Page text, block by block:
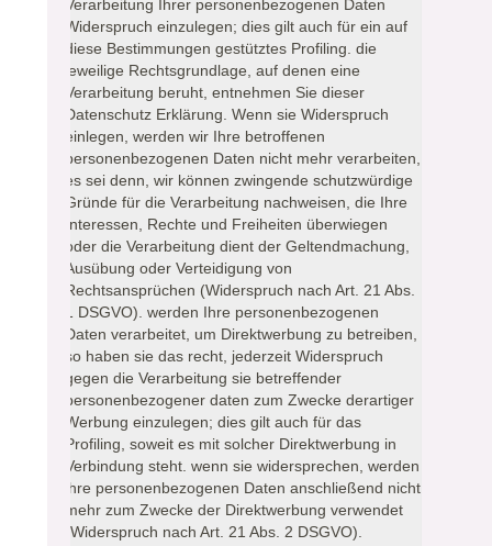
Verarbeitung Ihrer personenbezogenen Daten
Widerspruch einzulegen; dies gilt auch für ein auf
diese Bestimmungen gestütztes Profiling. die
jeweilige Rechtsgrundlage, auf denen eine
Verarbeitung beruht, entnehmen Sie dieser
Datenschutz Erklärung. Wenn sie Widerspruch
einlegen, werden wir Ihre betroffenen
personenbezogenen Daten nicht mehr verarbeiten,
es sei denn, wir können zwingende schutzwürdige
Gründe für die Verarbeitung nachweisen, die Ihre
Interessen, Rechte und Freiheiten überwiegen
oder die Verarbeitung dient der Geltendmachung,
Ausübung oder Verteidigung von
Rechtsansprüchen (Widerspruch nach Art. 21 Abs.
1 DSGVO). werden Ihre personenbezogenen
Daten verarbeitet, um Direktwerbung zu betreiben,
so haben sie das recht, jederzeit Widerspruch
gegen die Verarbeitung sie betreffender
personenbezogener daten zum Zwecke derartiger
Werbung einzulegen; dies gilt auch für das
Profiling, soweit es mit solcher Direktwerbung in
Verbindung steht. wenn sie widersprechen, werden
ihre personenbezogenen Daten anschließend nicht
mehr zum Zwecke der Direktwerbung verwendet
(Widerspruch nach Art. 21 Abs. 2 DSGVO).